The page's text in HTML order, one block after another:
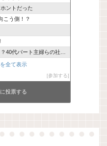
ントだった
こう側！？
ト主婦らの社会保険に未来はあ
全て表示
参加する
投票する